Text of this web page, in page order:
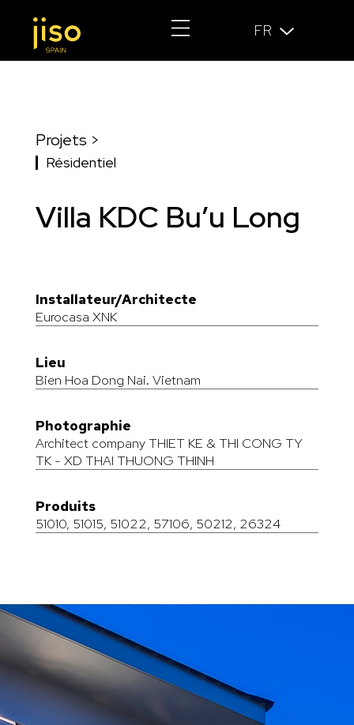
FR
Projets >
Résidentiel
Villa KDC Bu’u Long
Installateur/Architecte
Eurocasa XNK
Lieu
Bien Hoa Dong Nai. Vietnam
Photographie
Architect company THIET KE & THI CONG TY
TK - XD THAI THUONG THINH
Produits
51010, 51015, 51022, 57106, 50212, 26324